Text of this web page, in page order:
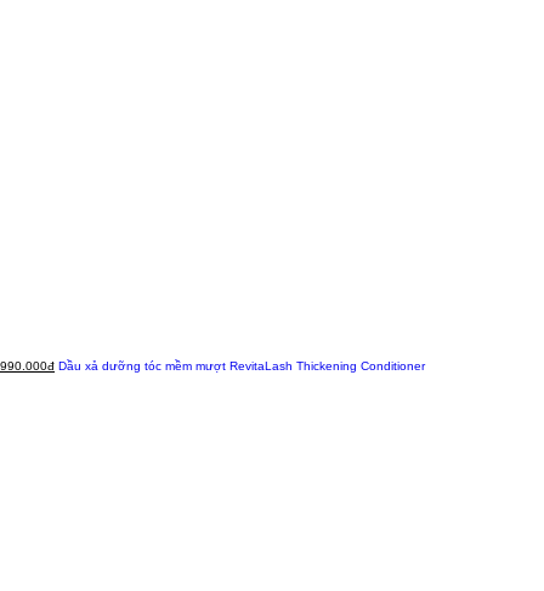
990.000đ Dầu xả dưỡng tóc mềm mượt RevitaLash Thickening Conditioner